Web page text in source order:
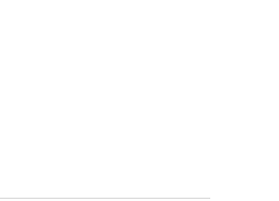
きました。
より